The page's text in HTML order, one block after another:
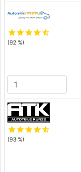
starstarstarstarstar_half
(92 %)
starstarstarstarstar_half
(93 %)